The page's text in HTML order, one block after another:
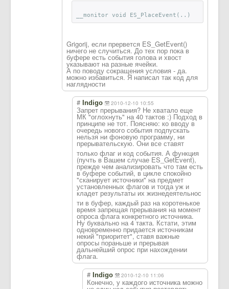
__monitor void ES_PlaceEvent(..)
Grigorij, если прервется ES_GetEvent()
ничего не случиться. До тех пор пока в
буфере есть события голова и хвост
указывают на разные ячейки.
А по поводу сокращения условия - да.
можно избавиться. Я написал так код для
наглядности
# Indigo 2010-12-10 10:55
Запрет прерывания? Не хватало еще
МК "оглохнуть" на 40 тактов :) Подход в
принципе не тот. Поясняю: ко вводу в
очередь нового события подпускать
нельзя ни фоновую программу, ни
прерывательскую. Они все ставят
только флаг и код события. А функция
(пучть в Вашем случае ES_GetEvent),
прежде чем анализировать что там есть
в буфере событий, в цикле спокойно
"сканирует источники" на предмет
установленных флагов и тогда уж и
кладет результаты их жизнедеятельнос
ти в буфер, каждый раз на коротенькое
время запрещая прерывания на момент
опроса флага конкретного источника.
Ну буквально на 4 такта. Кстати, этим
одновременно придается источникам
некий "приоритет", ставя важные
опросы пораньше и прерывая
дальнейший опрос при нахождении
флага.
# Indigo 2010-12-10 11:06
Конечно, у каждого источника можно